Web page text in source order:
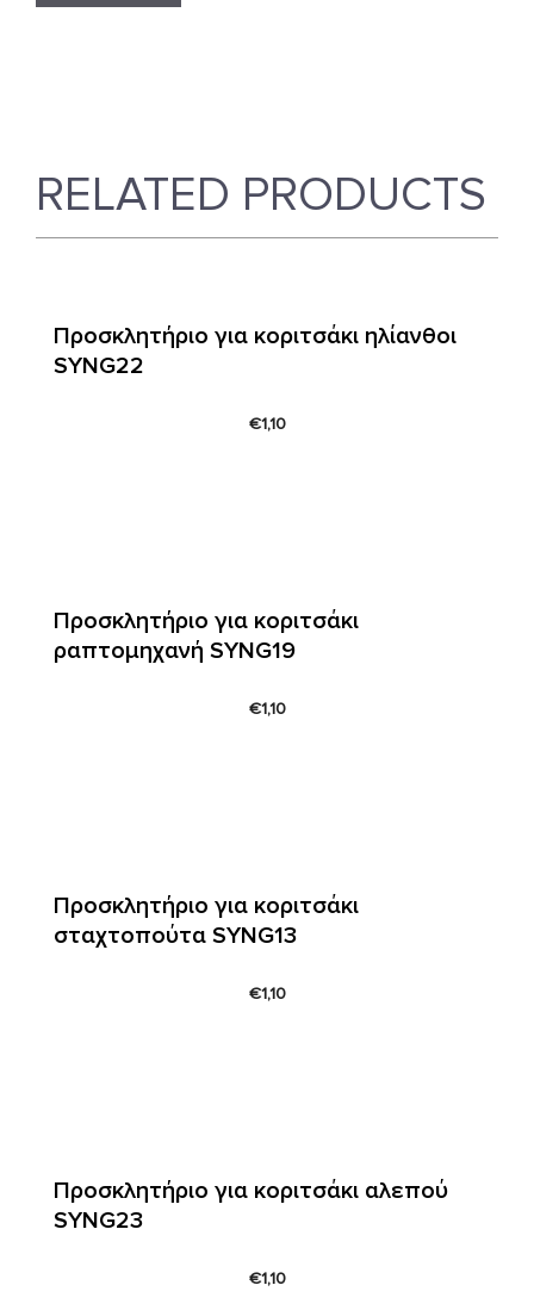
RELATED PRODUCTS
Προσκλητήριο για κοριτσάκι ηλίανθοι
SYNG22
€1,10
Προσκλητήριο για κοριτσάκι
ραπτομηχανή SYNG19
€1,10
Προσκλητήριο για κοριτσάκι
σταχτοπούτα SYNG13
€1,10
Προσκλητήριο για κοριτσάκι αλεπού
SYNG23
€1,10